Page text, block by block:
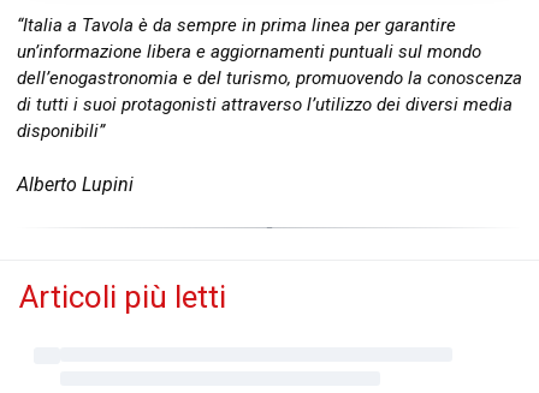
“Italia a Tavola è da sempre in prima linea per garantire
un’informazione libera e aggiornamenti puntuali sul mondo
dell’enogastronomia e del turismo, promuovendo la conoscenza
di tutti i suoi protagonisti attraverso l’utilizzo dei diversi media
disponibili”
Alberto Lupini
Articoli più letti